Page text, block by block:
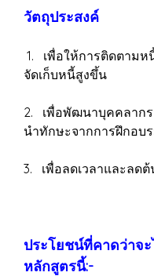
วัตถุประสงค์
1. เพื่อให้การติดตาม
จัดเก็บหนี้สูงขึ้น
2. เพื่อพัฒนาบุคคลากร
นำทักษะจากการฝึกอบ
3. เพื่อลดเวลาและลด
ประโยชน์ที่คาดว่าจ
หลักสูตรนี้:-